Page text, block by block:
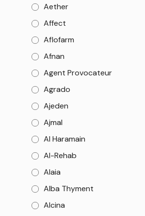
Aether
Affect
Aflofarm
Afnan
Agent Provocateur
Agrado
Ajeden
Ajmal
Al Haramain
Al-Rehab
Alaia
Alba Thyment
Alcina